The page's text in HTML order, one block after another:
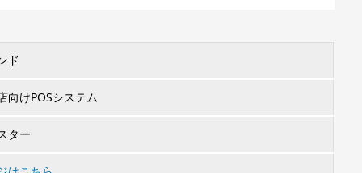
ド
向けPOSシステム
ター